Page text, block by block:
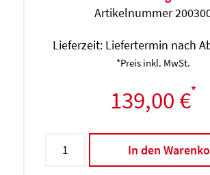
Artikelnummer
Lieferzeit: Liefertermin nach
*Preis inkl. MwSt.
139,00 €*